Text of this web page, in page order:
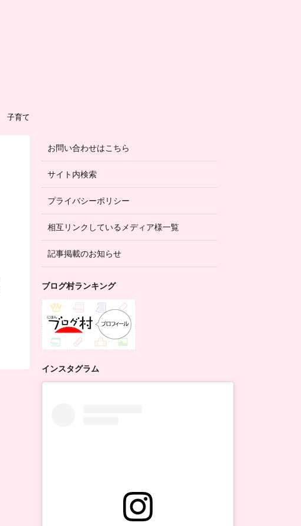
子育て
お問い合わせはこちら
サイト内検索
プライバシーポリシー
相互リンクしているメディア様一覧
記事掲載のお知らせ
ブログ村ランキング
インスタグラム